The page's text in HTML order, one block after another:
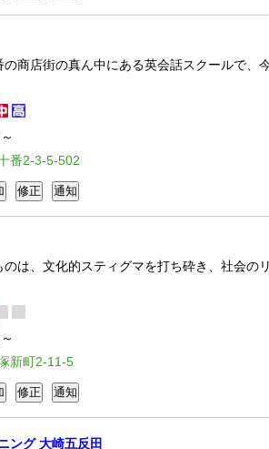
の商店街の真ん中にある英会話スクールで
番2-3-5-502
のは、文化的スティグマを打ち砕き、社会の
新町2-11-5
ング 大崎五反田